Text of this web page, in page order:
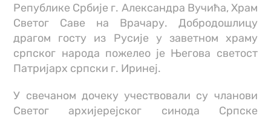
Републике Србије г. Александра Вучића, Храм
Светог Саве на Врачару. Добродошлицу
драгом госту из Русије у заветном храму
српског народа пожелео је Његова светост
Патријарх српски г. Иринеј.
У свечаном дочеку учествовали су чланови
Светог архијерејског синода Српске